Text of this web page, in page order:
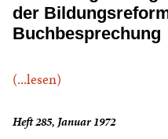
der
Buchbesprechung
(...lesen)
Heft 285, Januar 1972